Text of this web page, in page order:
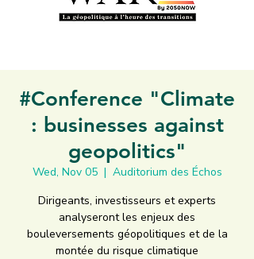
#Conference "Climate
: businesses against
geopolitics"
Wed, Nov 05
  |
Auditorium des Échos
Dirigeants, investisseurs et experts
analyseront les enjeux des
bouleversements géopolitiques et de la
montée du risque climatique